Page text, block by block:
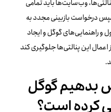
وب‌سایت‌ها باید تمامی
درخواست بازبینی مجدد به
و راهنمایی‌های گوگل و ایجاد
این پنالتی‌ها جلوگیری کند
بدهیم گوگل
کرده است؟